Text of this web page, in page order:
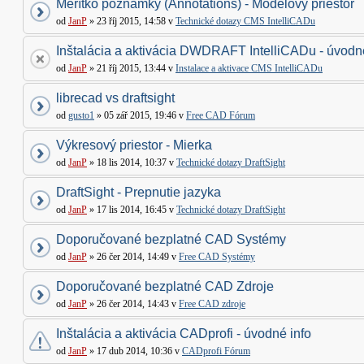
Merítko poznámky (Annotations) - Modelový priestor
od JanP » 23 říj 2015, 14:58 v Technické dotazy CMS IntelliCADu
Inštalácia a aktivácia DWDRAFT IntelliCADu -
od JanP » 21 říj 2015, 13:44 v Instalace a aktivace CMS IntelliCADu
librecad vs draftsight
od gusto1 » 05 zář 2015, 19:46 v Free CAD Fórum
Výkresový priestor - Mierka
od JanP » 18 lis 2014, 10:37 v Technické dotazy DraftSight
DraftSight - Prepnutie jazyka
od JanP » 17 lis 2014, 16:45 v Technické dotazy DraftSight
Doporučované bezplatné CAD Systémy
od JanP » 26 čer 2014, 14:49 v Free CAD Systémy
Doporučované bezplatné CAD Zdroje
od JanP » 26 čer 2014, 14:43 v Free CAD zdroje
Inštalácia a aktivácia CADprofi - úvodné info
od JanP » 17 dub 2014, 10:36 v CADprofi Fórum